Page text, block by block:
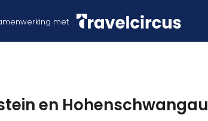
met
en Hohenschwangau